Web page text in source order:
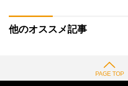
他のオススメ記事
PAGE TOP